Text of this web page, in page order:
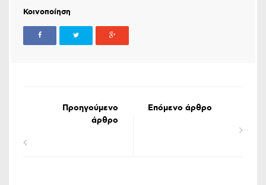
Κοινοποίηση
Προηγούμενο
άρθρο
Επόμενο άρθρο